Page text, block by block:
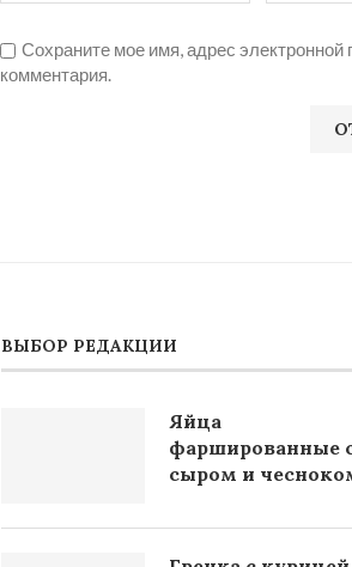
Сохраните мое имя, адрес
комментария.
ВЫБОР РЕДАКЦИИ
Яйца
фаршированные
сыром и